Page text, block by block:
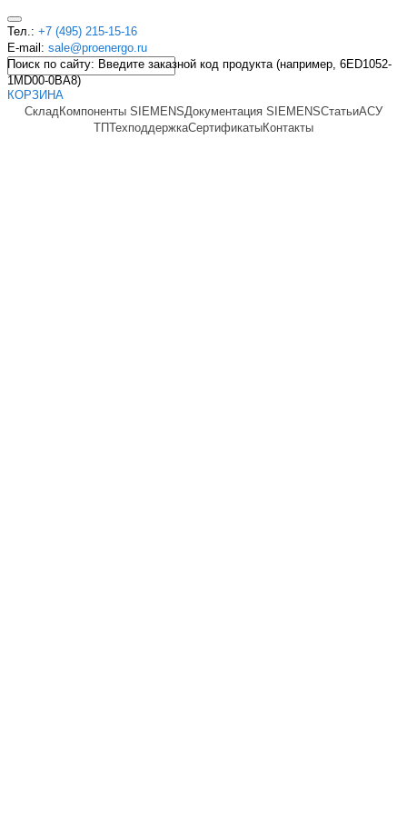
Тел.: +7 (495) 215-15-16
E-mail: sale@proenergo.ru
Поиск по сайту: Введите заказной код продукта (например, 6ED1052-
1MD00-0BA8)
КОРЗИНА
СкладКомпоненты SIEMENSДокументация SIEMENSСтатьиАСУ
ТПТехподдержкаСертификатыКонтакты